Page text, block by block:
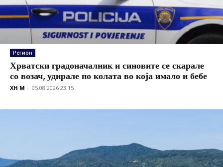
Регион
Хрватски градоначалник и синовите се скарале
со возач, удирале по колата во која имало и бебе
XH M - 05.08.2026 23:15